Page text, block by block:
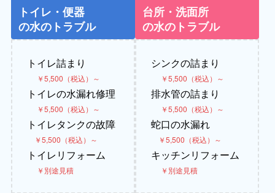
トイレ・便器
の水のトラブル
トイレ詰まり
￥5,500（税込）～
トイレの水漏れ修理
￥5,500（税込）～
トイレタンクの故障
￥5,500（税込）～
トイレリフォーム
￥別途見積
台所・洗面所
の水のトラブル
シンクの詰まり
￥5,500（税込）～
排水管の詰まり
￥5,500（税込）～
蛇口の水漏れ
￥5,500（税込）～
キッチンリフォーム
￥別途見積